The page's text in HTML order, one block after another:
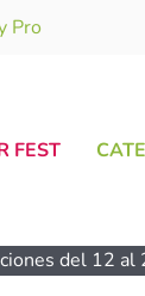
Pro
FEST
del 12